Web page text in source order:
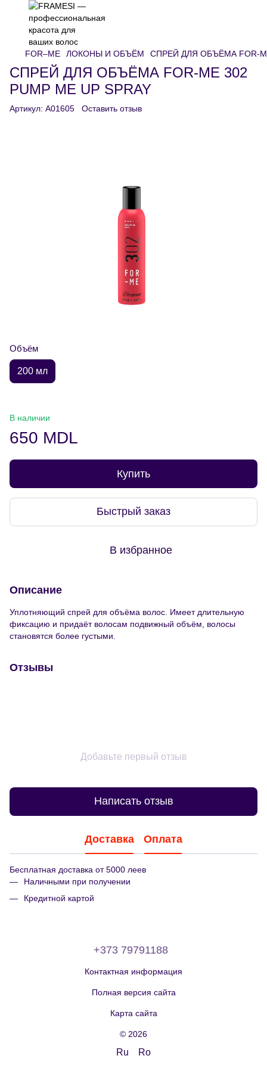
FOR–ME ЛОКОНЫ И ОБЪЁМ СПРЕЙ ДЛЯ ОБЪЁМА FOR-
СПРЕЙ ДЛЯ ОБЪЁМА FOR-ME 302
PUMP ME UP SPRAY
Артикул: A01605 Оставить отзыв
Объём
200 мл
В наличии
650 MDL
Купить
Быстрый заказ
В избранное
Описание
Уплотняющий спрей для объёма волос. Имеет длительную
фиксацию и придаёт волосам подвижный объём, волосы
становятся более густыми.
Отзывы
Добавьте первый отзыв
Написать отзыв
Доставка Оплата
Бесплатная доставка от 5000 леев
Наличными при получении
Кредитной картой
+373 79791188
Контактная информация
Полная версия сайта
Карта сайта
© 2026
Ru Ro